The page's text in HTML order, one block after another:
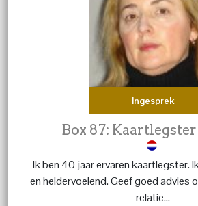
Ingesprek
Box 87:
Ik ben 40 jaar ervaren kaartlegster.
en heldervoelend. Geef goed advies
relatie...